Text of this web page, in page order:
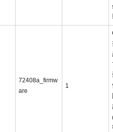
72408a_firmw
are
1